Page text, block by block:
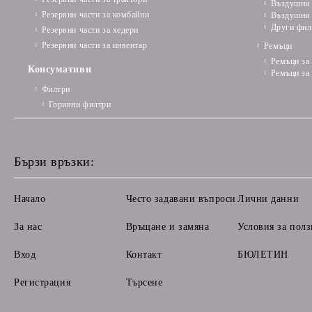
Резервни части за комбайни
Резервни части за хедери
Резервни части за инвентар
Консумативи
Филтри
Горивни филтри
Въздушни
Въздушни
Други
Ремъци
Ремъци за
Ремъци
Бързи връзки:
Начало
За нас
Вход
Регистрация
Често задавани въпроси
Връщане и замяна
Контакт
Търсене
Лични данни
Условия за
БЮЛЕТИН